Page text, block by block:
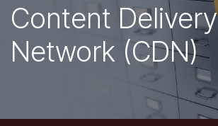
Content Delivery
Network (CDN)